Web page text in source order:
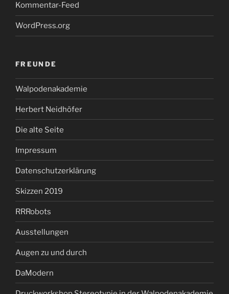
Kommentar-Feed
WordPress.org
FREUNDE
Walpodenakademie
Herbert Neidhöfer
Die alte Seite
Impressum
Datenschutzerklärung
Skizzen 2019
RRRobots
Ausstellungen
Augen zu und durch
DaModern